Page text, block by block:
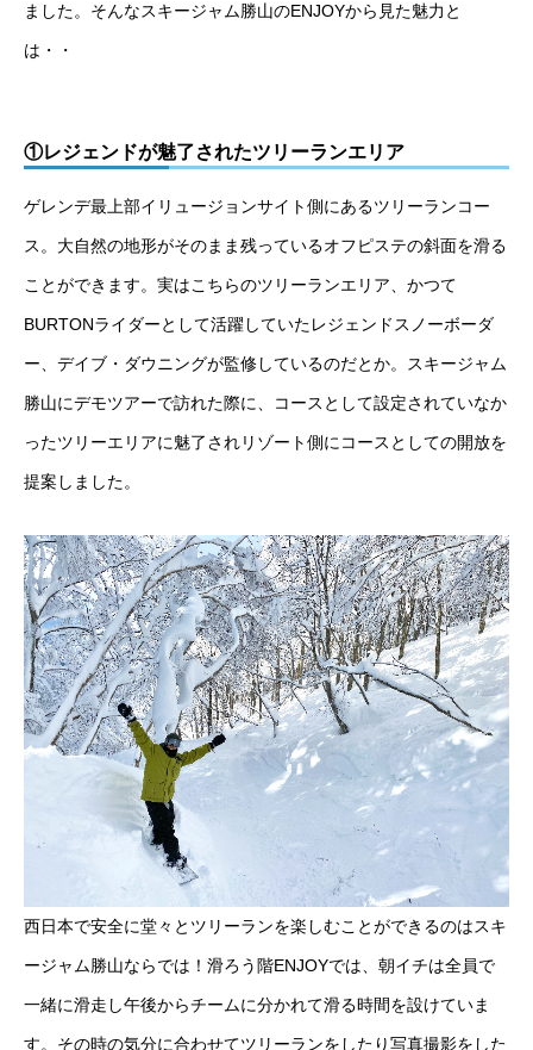
ました。そんなスキージャム勝山のENJOYから見た魅力と
は・・
①レジェンドが魅了されたツリーランエリア
ゲレンデ最上部イリュージョンサイト側にあるツリーランコー
ス。大自然の地形がそのまま残っているオフピステの斜面を滑る
ことができます。実はこちらのツリーランエリア、かつて
BURTONライダーとして活躍していたレジェンドスノーボーダ
ー、デイブ・ダウニングが監修しているのだとか。スキージャム
勝山にデモツアーで訪れた際に、コースとして設定されていなか
ったツリーエリアに魅了されリゾート側にコースとしての開放を
提案しました。
西日本で安全に堂々とツリーランを楽しむことができるのはスキ
ージャム勝山ならでは！滑ろう階ENJOYでは、朝イチは全員で
一緒に滑走し午後からチームに分かれて滑る時間を設けていま
す。その時の気分に合わせてツリーランをしたり写真撮影をした